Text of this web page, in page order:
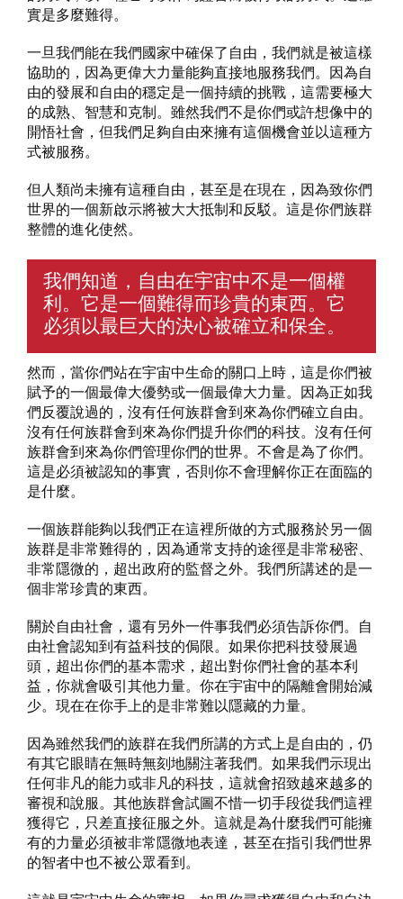
實是多麼難得。
一旦我們能在我們國家中確保了自由，我們就是被這樣
協助的，因為更偉大力量能夠直接地服務我們。因為自
由的發展和自由的穩定是一個持續的挑戰，這需要極大
的成熟、智慧和克制。雖然我們不是你們或許想像中的
開悟社會，但我們足夠自由來擁有這個機會並以這種方
式被服務。
但人類尚未擁有這種自由，甚至是在現在，因為致你們
世界的一個新啟示將被大大抵制和反駁。這是你們族群
整體的進化使然。
我們知道，自由在宇宙中不是一個權
利。它是一個難得而珍貴的東西。它
必須以最巨大的決心被確立和保全。
然而，當你們站在宇宙中生命的關口上時，這是你們被
賦予的一個最偉大優勢或一個最偉大力量。因為正如我
們反覆說過的，沒有任何族群會到來為你們確立自由。
沒有任何族群會到來為你們提升你們的科技。沒有任何
族群會到來為你們管理你們的世界。不會是為了你們。
這是必須被認知的事實，否則你不會理解你正在面臨的
是什麼。
一個族群能夠以我們正在這裡所做的方式服務於另一個
族群是非常難得的，因為通常支持的途徑是非常秘密、
非常隱微的，超出政府的監督之外。我們所講述的是一
個非常珍貴的東西。
關於自由社會，還有另外一件事我們必須告訴你們。自
由社會認知到有益科技的侷限。如果你把科技發展過
頭，超出你們的基本需求，超出對你們社會的基本利
益，你就會吸引其他力量。你在宇宙中的隔離會開始減
少。現在在你手上的是非常難以隱藏的力量。
因為雖然我們的族群在我們所講的方式上是自由的，仍
有其它眼睛在無時無刻地關注著我們。如果我們示現出
任何非凡的能力或非凡的科技，這就會招致越來越多的
審視和說服。其他族群會試圖不惜一切手段從我們這裡
獲得它，只差直接征服之外。這就是為什麼我們可能擁
有的力量必須被非常隱微地表達，甚至在指引我們世界
的智者中也不被公眾看到。